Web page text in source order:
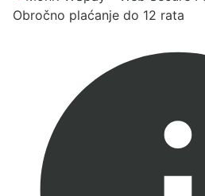
Obročno plaćanje do 12 rata